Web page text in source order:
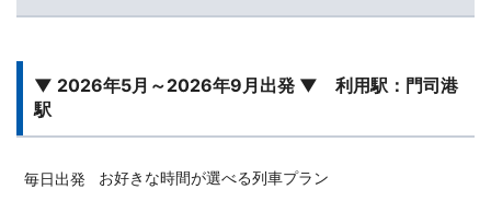
▼ 2026年5月～2026年9月出発 ▼ 利用駅：門司港
駅
毎日出発 お好きな時間が選べる列車プラン